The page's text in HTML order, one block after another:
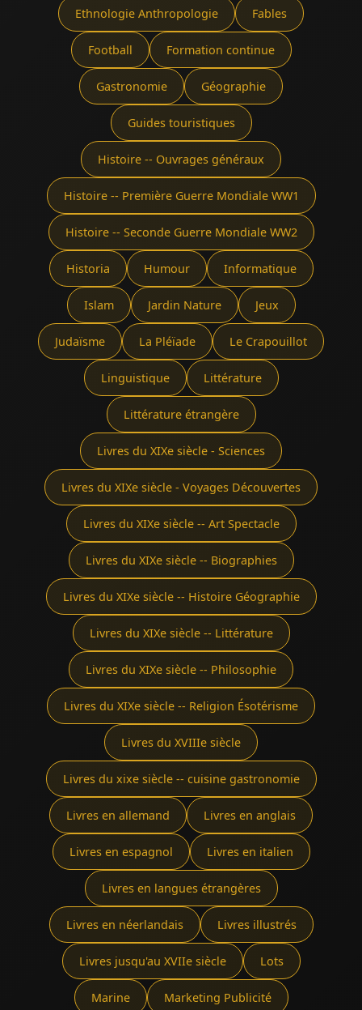
Ethnologie Anthropologie Fables
Football Formation continue
Gastronomie Géographie
Guides touristiques
Histoire -- Ouvrages généraux
Histoire -- Première Guerre Mondiale WW1
Histoire -- Seconde Guerre Mondiale WW2
Historia Humour Informatique
Islam Jardin Nature Jeux
Judaïsme La Pléïade Le Crapouillot
Linguistique Littérature
Littérature étrangère
Livres du XIXe siècle - Sciences
Livres du XIXe siècle - Voyages Découvertes
Livres du XIXe siècle -- Art Spectacle
Livres du XIXe siècle -- Biographies
Livres du XIXe siècle -- Histoire Géographie
Livres du XIXe siècle -- Littérature
Livres du XIXe siècle -- Philosophie
Livres du XIXe siècle -- Religion Ésotérisme
Livres du XVIIIe siècle
Livres du xixe siècle -- cuisine gastronomie
Livres en allemand Livres en anglais
Livres en espagnol Livres en italien
Livres en langues étrangères
Livres en néerlandais Livres illustrés
Livres jusqu'au XVIIe siècle Lots
Marine Marketing Publicité